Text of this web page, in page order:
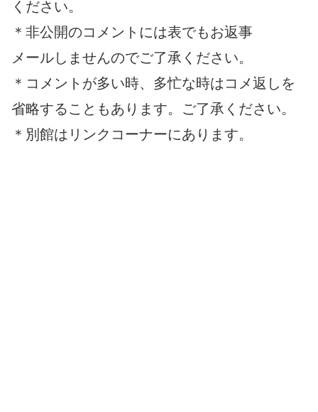
ください。
＊非公開のコメントには表でもお返事
メールしませんのでご了承ください。
＊コメントが多い時、多忙な時はコメ返しを
省略することもあります。ご了承ください。
＊別館はリンクコーナーにあります。